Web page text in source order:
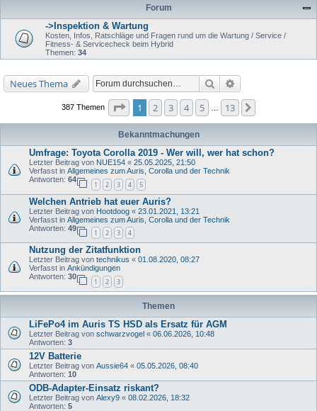
Forum
->Inspektion & Wartung
Kosten, Infos, Ratschläge und Fragen rund um die Wartung / Service /
Fitness- & Servicecheck beim Hybrid
Themen: 34
Neues Thema Suche
387 Themen Seite von
1 2 3 4 5 13
Bekanntmachungen
Umfrage: Toyota Corolla 2019 - Wer will, wer hat schon?
Letzter Beitrag von NUE154 « 25.05.2025, 21:50
Verfasst in Allgemeines zum Auris, Corolla und der Technik
Antworten: 64
1 2 3 4 5
Welchen Antrieb hat euer Auris?
Letzter Beitrag von Hootdoog « 23.01.2021, 13:21
Verfasst in Allgemeines zum Auris, Corolla und der Technik
Antworten: 49
1 2 3 4
Nutzung der Zitatfunktion
Letzter Beitrag von technikus « 01.08.2020, 08:27
Verfasst in Ankündigungen
Antworten: 30
1 2 3
Themen
LiFePo4 im Auris TS HSD als Ersatz für AGM
Letzter Beitrag von schwarzvogel « 06.06.2026, 10:48
Antworten: 3
12V Batterie
Letzter Beitrag von Aussie64 « 05.05.2026, 08:40
Antworten: 10
ODB-Adapter-Einsatz riskant?
Letzter Beitrag von Alexy9 « 08.02.2026, 18:32
Antworten: 5